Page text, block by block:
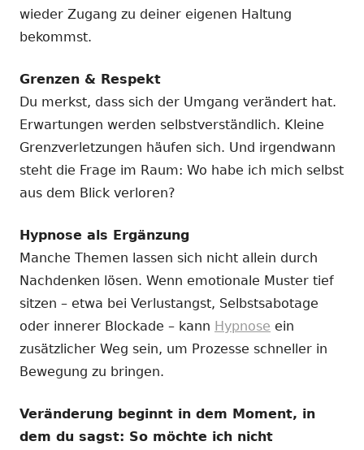
wieder Zugang zu deiner eigenen Haltung
bekommst.
Grenzen & Respekt
Du merkst, dass sich der Umgang verändert hat.
Erwartungen werden selbstverständlich. Kleine
Grenzverletzungen häufen sich. Und irgendwann
steht die Frage im Raum: Wo habe ich mich selbst
aus dem Blick verloren?
Hypnose als Ergänzung
Manche Themen lassen sich nicht allein durch
Nachdenken lösen. Wenn emotionale Muster tief
sitzen – etwa bei Verlustangst, Selbstsabotage
oder innerer Blockade – kann Hypnose ein
zusätzlicher Weg sein, um Prozesse schneller in
Bewegung zu bringen.
Veränderung beginnt in dem Moment, in
dem du sagst: So möchte ich nicht